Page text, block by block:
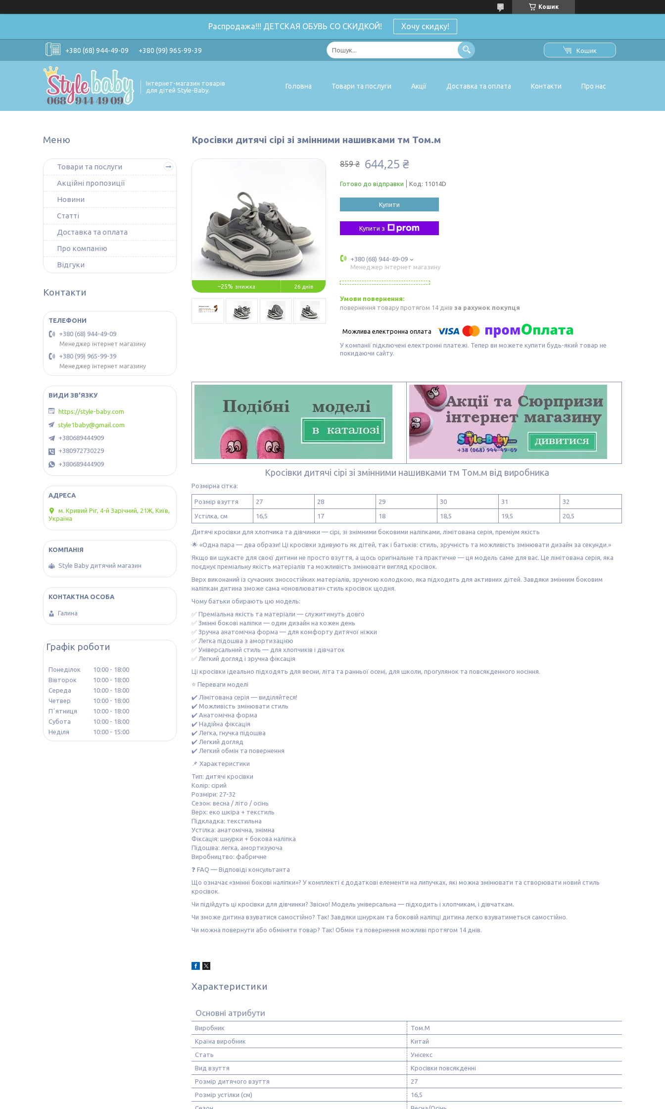
Кошик
Распродажа!!! ДЕТСКАЯ ОБУВЬ СО СКИДКОЙ! Хочу скидку!
+380 (68) 944-49-09 +380 (99) 965-99-39 Кошик
Інтернет-магазин товарів
для дітей Style-Baby.
Головна Товари та послуги Акції Доставка та оплата Контакти Про нас
Кросівки дитячі сірі зі змінними нашивками тм Том.м
–25% 26 днів
859 ₴ 644,25 ₴
Готово до відправки Код: 11014D
Купити
Купити з
+380 (68) 944-49-09
Менеджер інтернет магазину
повернення товару протягом 14 днів за рахунок покупця
У компанії підключені електронні платежі. Тепер ви можете купити будь-який товар не
покидаючи сайту.
Кросівки дитячі сірі зі змінними нашивками тм Том.м від виробника
Розмірна сітка:
Розмір взуття 27 28 29 30 31 32
Устілка, см 16,5 17 18 18,5 19,5 20,5
Дитячі кросівки для хлопчика та дівчинки — сірі, зі знімними боковими наліпками, лімітована серія, преміум якість
🌟 «Одна пара — два образи! Ці кросівки здивують як дітей, так і батьків: стиль, зручність та можливість змінювати дизайн за секунди.»
Якщо ви шукаєте для своєї дитини не просто взуття, а щось оригінальне та практичне — ця модель саме для вас. Це лімітована серія, яка
поєднує преміальну якість матеріалів та можливість змінювати вигляд кросівок.
Верх виконаний із сучасних зносостійких матеріалів, зручною колодкою, яка підходить для активних дітей. Завдяки змінним боковим
наліпкам дитина зможе сама «оновлювати» стиль кросівок щодня.
Чому батьки обирають цю модель:
✅ Преміальна якість та матеріали — служитимуть довго
✅ Змінні бокові наліпки — один дизайн на кожен день
✅ Зручна анатомічна форма — для комфорту дитячої ніжки
✅ Легка підошва з амортизацією
✅ Універсальний стиль — для хлопчиків і дівчаток
✅ Легкий догляд і зручна фіксація
Ці кросівки ідеально підходять для весни, літа та ранньої осені, для школи, прогулянок та повсякденного носіння.
⭐️ Переваги моделі
✔️ Лімітована серія — виділяйтеся!
✔️ Можливість змінювати стиль
✔️ Анатомічна форма
✔️ Надійна фіксація
✔️ Легка, гнучка підошва
✔️ Легкий догляд
✔️ Легкий обмін та повернення
📌 Характеристики
Тип: дитячі кросівки
Колір: сірий
Розміри: 27-32
Сезон: весна / літо / осінь
Верх: еко шкіра + текстиль
Підкладка: текстильна
Устілка: анатомічна, знімна
Фіксація: шнурки + бокова наліпка
Підошва: легка, амортизуюча
Виробництво: фабричне
❓ FAQ — Відповіді консультанта
Що означає «змінні бокові наліпки»? У комплекті є додаткові елементи на липучках, які можна змінювати та створювати новий стиль
кросівок.
Чи підійдуть ці кросівки для дівчинки? Звісно! Модель універсальна — підходить і хлопчикам, і дівчаткам.
Чи зможе дитина взуватися самостійно? Так! Завдяки шнуркам та боковій наліпці дитина легко взуватиметься самостійно.
Чи можна повернути або обміняти товар? Так! Обмін та повернення можливі протягом 14 днів.
Характеристики
Основні атрибути
Виробник
Том.М
Країна виробник
Китай
Стать
Унісекс
Вид взуття
Кросівки повсякденні
Розмір дитячого взуття
27
Розмір устілки (см)
16,5
Товари та послуги
Акційні пропозиції
Новини
Статті
Доставка та оплата
Про компанію
Відгуки
Контакти
+380 (68) 944-49-09
Менеджер інтернет магазину
+380 (99) 965-99-39
Менеджер інтернет магазину
https://style-baby.com
style1baby@gmail.com
+380689444909
+380972730229
+380689444909
м. Кривий Ріг, 4-й Зарічний, 21Ж, Київ,
Україна
Style Baby дитячий магазин
Галина
Графік роботи
Понеділок 10:00
18:00
Вівторок
10:00
18:00
Середа
10:00
18:00
Четвер
10:00
18:00
Пʼятниця
10:00
18:00
Субота
10:00
18:00
Неділя
10:00 15:00